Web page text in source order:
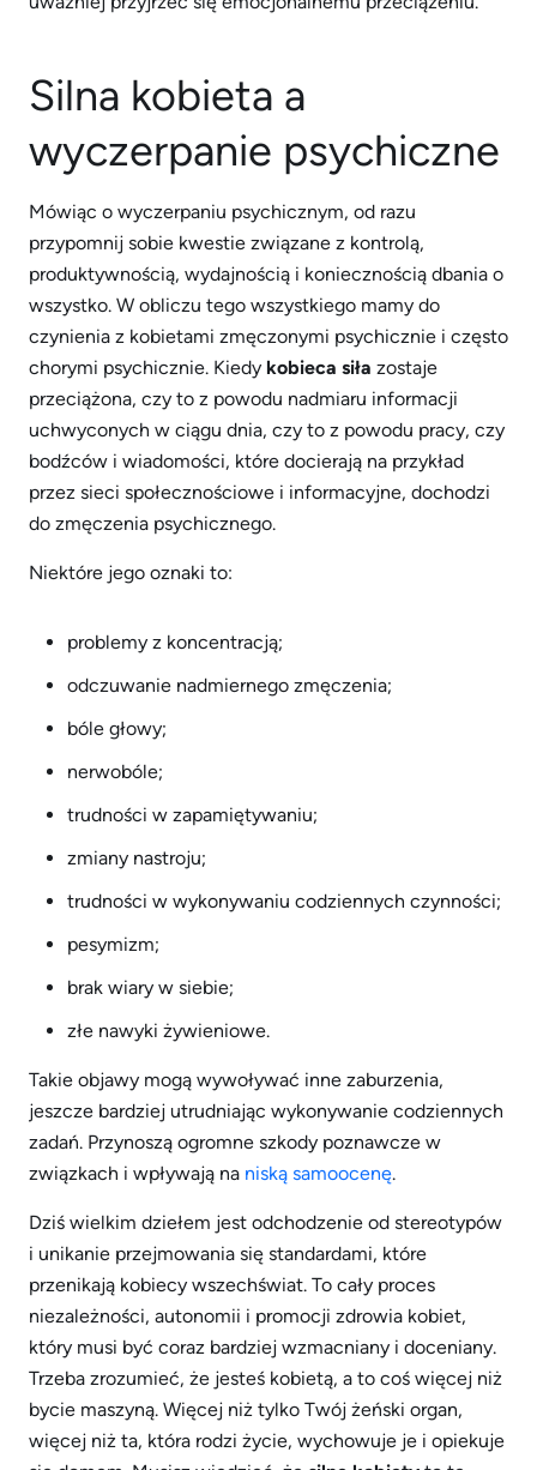
Silna kobieta a
wyczerpanie psychiczne
Mówiąc o wyczerpaniu psychicznym, od razu
przypomnij sobie kwestie związane z kontrolą,
produktywnością, wydajnością i koniecznością dbania o
wszystko. W obliczu tego wszystkiego mamy do
czynienia z kobietami zmęczonymi psychicznie i często
chorymi psychicznie. Kiedy kobieca siła zostaje
przeciążona, czy to z powodu nadmiaru informacji
uchwyconych w ciągu dnia, czy to z powodu pracy, czy
bodźców i wiadomości, które docierają na przykład
przez sieci społecznościowe i informacyjne, dochodzi
do zmęczenia psychicznego.
Niektóre jego oznaki to:
problemy z koncentracją;
odczuwanie nadmiernego zmęczenia;
bóle głowy;
nerwobóle;
trudności w zapamiętywaniu;
zmiany nastroju;
trudności w wykonywaniu codziennych czynności;
pesymizm;
brak wiary w siebie;
złe nawyki żywieniowe.
Takie objawy mogą wywoływać inne zaburzenia,
jeszcze bardziej utrudniając wykonywanie codziennych
zadań. Przynoszą ogromne szkody poznawcze w
związkach i wpływają na niską samoocenę.
Dziś wielkim dziełem jest odchodzenie od stereotypów
i unikanie przejmowania się standardami, które
przenikają kobiecy wszechświat. To cały proces
niezależności, autonomii i promocji zdrowia kobiet,
który musi być coraz bardziej wzmacniany i doceniany.
Trzeba zrozumieć, że jesteś kobietą, a to coś więcej niż
bycie maszyną. Więcej niż tylko Twój żeński organ,
więcej niż ta, która rodzi życie, wychowuje je i opiekuje